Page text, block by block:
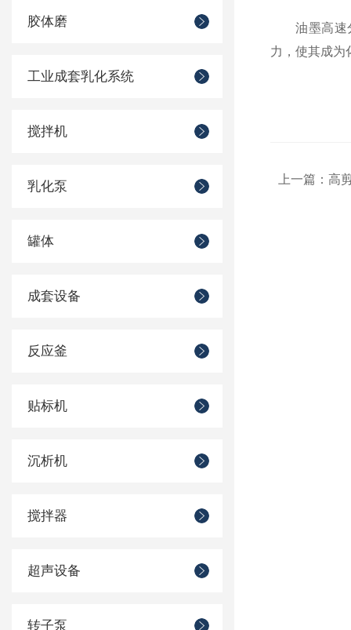
胶体磨
工业成套乳化系统
搅拌机
乳化泵
罐体
成套设备
反应釜
贴标机
沉析机
搅拌器
超声设备
转子泵
油墨高速分
力，使其成为
上一篇： 高